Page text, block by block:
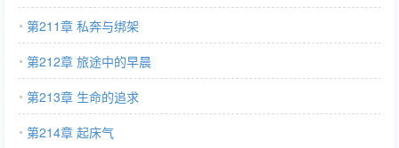
第211章 私奔与绑架
第212章 旅途中的早晨
第213章 生命的追求
第214章 起床气